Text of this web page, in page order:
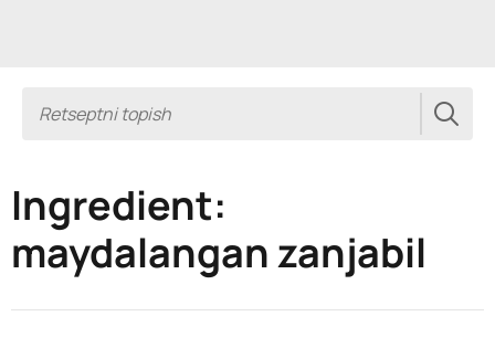
Ingredient:
maydalangan zanjabil